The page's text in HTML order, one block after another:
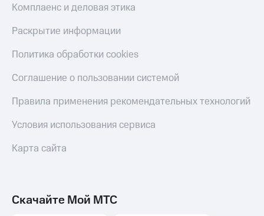
Комплаенс и деловая этика
Раскрытие информации
Политика обработки cookies
Соглашение о пользовании системой
Правила применения рекомендательных технологий
Условия использования сервиса
Карта сайта
Скачайте Мой МТС